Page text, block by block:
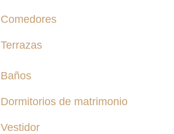
Comedores
Terrazas
Baños
Dormitorios de matrimonio
Vestidor